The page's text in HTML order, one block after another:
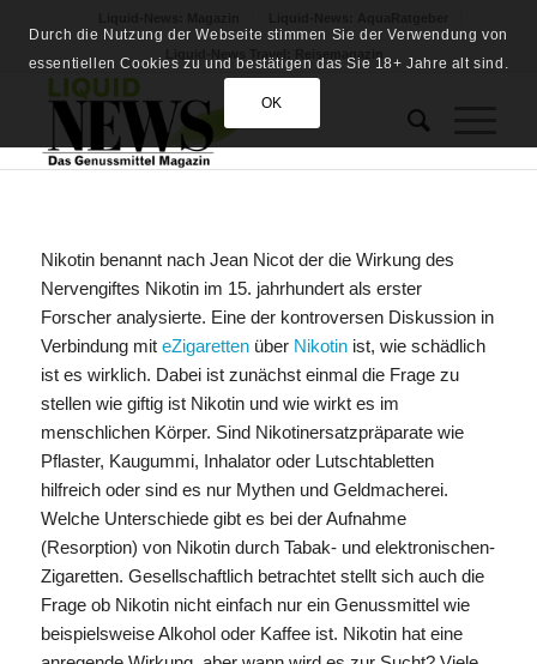
Nikotin benannt nach Jean Nicot der die Wirkung des
Nervengiftes Nikotin im 15. jahrhundert als erster
Forscher analysierte. Eine der kontroversen Diskussion in
Verbindung mit eZigarettenüber Nikotinist, wie schädlich
ist es wirklich. Dabei ist zunächst einmal die Frage zu
stellen wie giftig ist Nikotin und wie wirkt es im
menschlichen Körper. Sind Nikotinersatzpräparate wie
Pflaster, Kaugummi, Inhalator oder Lutschtabletten
hilfreich oder sind es nur Mythen und Geldmacherei.
Welche Unterschiede gibt es bei der Aufnahme
(Resorption) von Nikotin durch Tabak- und elektronischen-
Zigaretten. Gesellschaftlich betrachtet stellt sich auch die
Frage ob Nikotin nicht einfach nur ein Genussmittel wie
beispielsweise Alkohol oder Kaffee ist. Nikotin hat eine
Durch die Nutzung der Webseite stimmen Sie der Verwendung von
essentiellen Cookies zu und bestätigen das Sie 18+ Jahre alt sind.
OK